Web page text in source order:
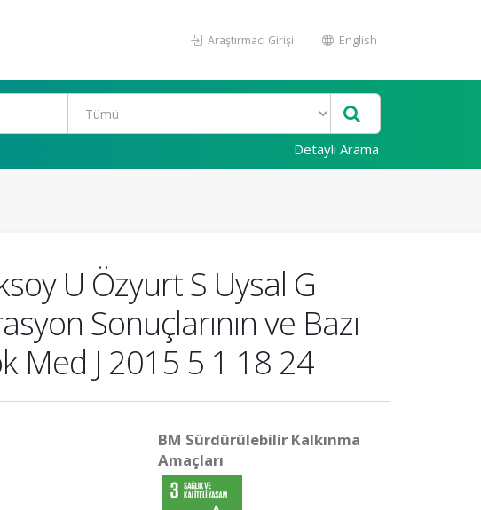
Araştırmacı Girişi English
Detaylı Arama
U Özyurt S Uysal G
Sonuçlarının ve Bazı
Med J 2015 5 1 18 24
BM Sürdürülebilir Kalkınma
Amaçları